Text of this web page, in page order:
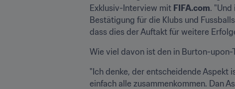
Exklusiv-Interview mit FIFA.com.
Bestätigung für die Klubs und
dass dies der Auftakt für weitere
Wie viel davon ist den in Burton-
"Ich denke, der entscheidende Aspekt
einfach alle zusammenkommen. Dan